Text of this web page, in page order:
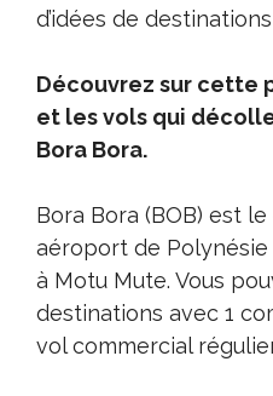
d’idées de
Découvrez sur cette
et les vols qui
Bora Bora.
Bora Bora (BOB) est
aéroport de
à Motu Mute. Vous
destinations avec 1
vol commercial